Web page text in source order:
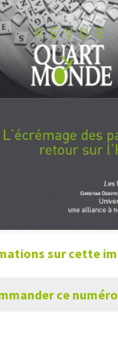
sur cette
ce numéro